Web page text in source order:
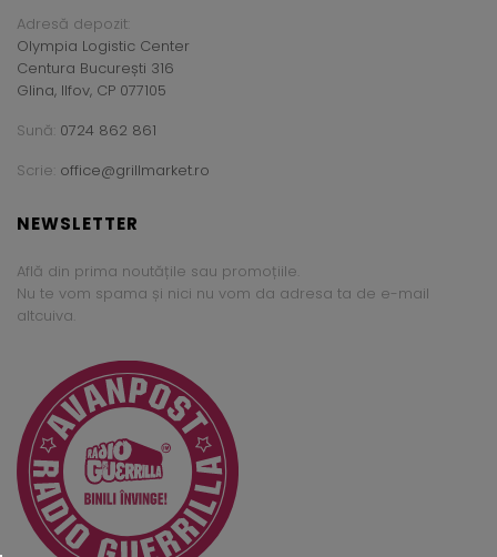
Adresă depozit:
Olympia Logistic Center
Centura București 316
Glina, Ilfov, CP 077105
Sună: 0724 862 861
Scrie: office@grillmarket.ro
NEWSLETTER
Află din prima noutățile sau promoțiile.
Nu te vom spama și nici nu vom da adresa ta de e-mail
altcuiva.